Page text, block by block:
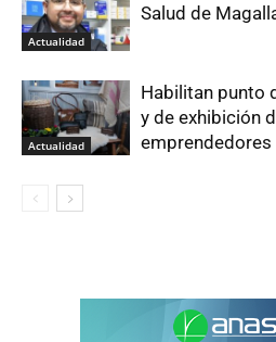
Actualidad
Salud de
Actualidad
Habilitan punto
y de exhibición
emprendedores